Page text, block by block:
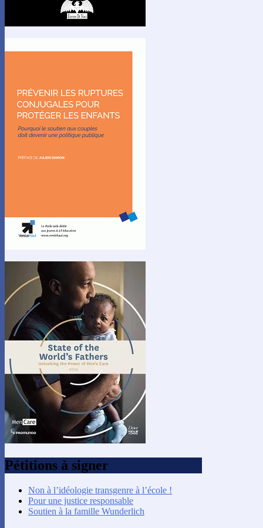
Pétitions à signer
Non à l’idéologie transgenre à l’école !
Pour une justice responsable
Soutien à la famille Wunderlich